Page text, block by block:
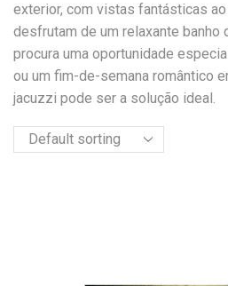
exterior, com vistas fantásticas
desfrutam de um relaxante banho
procura uma oportunidade
ou um fim-de-semana romântico
jacuzzi pode ser a solução ideal.